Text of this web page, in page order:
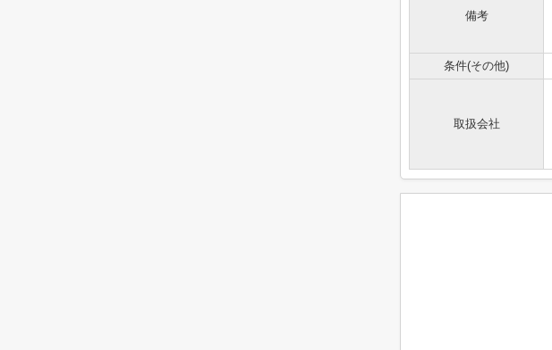
備考
条件(その他)
取扱会社